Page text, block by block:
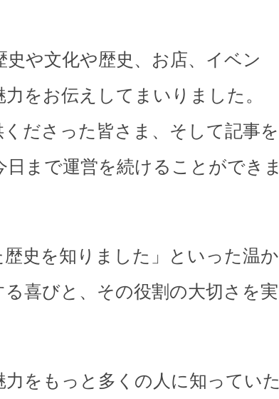
や文化や歴史、お店、イベン
をお伝えしてまいりました。
ださった皆さま、そして記事を
まで運営を続けることができま
史を知りました」といった温か
喜びと、その役割の大切さを実
をもっと多くの人に知っていた